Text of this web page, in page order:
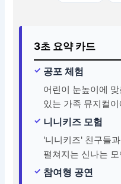
3초 요약 카드
공포 체험
어린이 눈높이에
있는 가족 뮤지컬이
니니키즈 모험
'니니키즈' 친구들
펼쳐지는 신나는
참여형 공연